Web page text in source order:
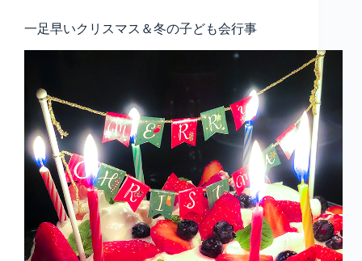
一足早いクリスマス＆冬の子ども会行事